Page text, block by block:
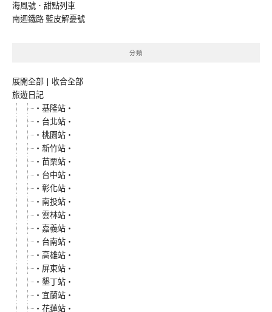
海風號．甜點列車
南迴鐵路 藍皮解憂號
分類
展開全部 | 收合全部
旅遊日記
‧基隆站‧
‧台北站‧
‧桃園站‧
‧新竹站‧
‧苗栗站‧
‧台中站‧
‧彰化站‧
‧南投站‧
‧雲林站‧
‧嘉義站‧
‧台南站‧
‧高雄站‧
‧屏東站‧
‧墾丁站‧
‧宜蘭站‧
‧花蓮站‧